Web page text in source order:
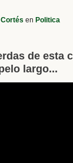
en Politica
de esta
largo...